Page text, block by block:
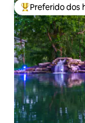
Entre os
Preferido dos